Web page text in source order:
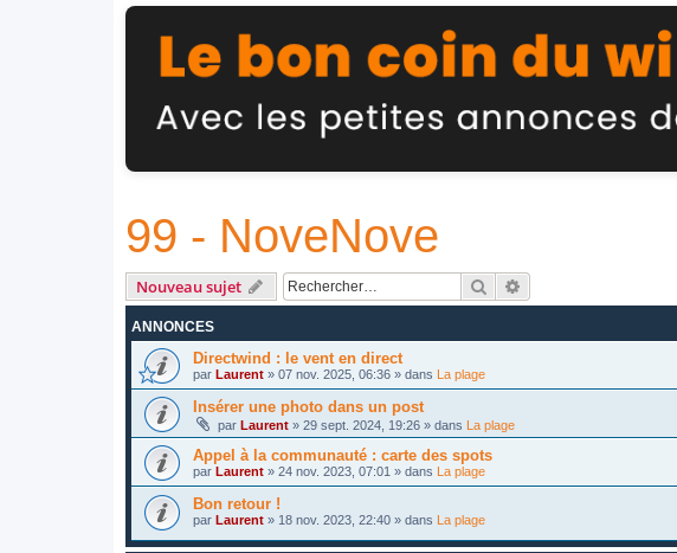
99 - NoveNove
Nouveau sujet Rechercher
ANNONCES
Directwind : le vent en direct
par Laurent » 07 nov. 2025, 06:36 » dans La plage
Insérer une photo dans un post
par Laurent » 29 sept. 2024, 19:26 » dans La plage
Appel à la communauté : carte des spots
par Laurent » 24 nov. 2023, 07:01 » dans La plage
Bon retour !
par Laurent » 18 nov. 2023, 22:40 » dans La plage